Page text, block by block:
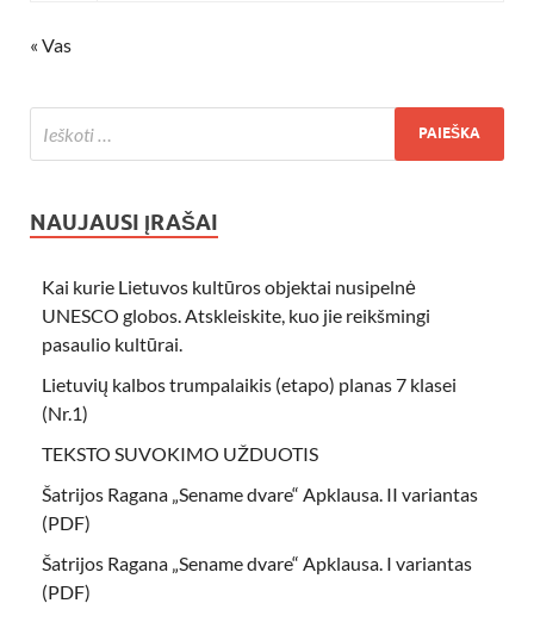
« Vas
NAUJAUSI ĮRAŠAI
Kai kurie Lietuvos kultūros objektai nusipelnė
UNESCO globos. Atskleiskite, kuo jie reikšmingi
pasaulio kultūrai.
Lietuvių kalbos trumpalaikis (etapo) planas 7 klasei
(Nr.1)
TEKSTO SUVOKIMO UŽDUOTIS
Šatrijos Ragana „Sename dvare“ Apklausa. II variantas
(PDF)
Šatrijos Ragana „Sename dvare“ Apklausa. I variantas
(PDF)